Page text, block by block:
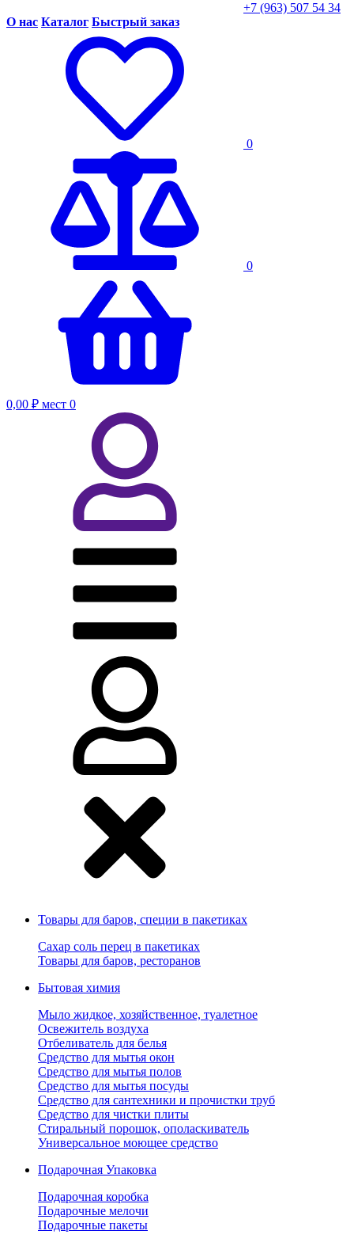
+7 (963) 507 54 34
О нас Каталог Быстрый заказ
0
0
0,00 ₽ мест 0
Товары для баров, специи в пакетиках
Сахар соль перец в пакетиках
Товары для баров, ресторанов
Бытовая химия
Мыло жидкое, хозяйственное, туалетное
Освежитель воздуха
Отбеливатель для белья
Средство для мытья окон
Средство для мытья полов
Средство для мытья посуды
Средство для сантехники и прочистки труб
Средство для чистки плиты
Стиральный порошок, ополаскиватель
Универсальное моющее средство
Подарочная Упаковка
Подарочная коробка
Подарочные мелочи
Подарочные пакеты